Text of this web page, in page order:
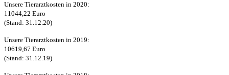
Unsere Tierarztkosten in 2020:
11044,22 Euro
(Stand: 31.12.20)
Unsere Tierarztkosten in 2019:
10619,67 Euro
(Stand: 31.12.19)